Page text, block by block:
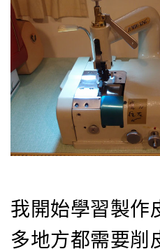
我開始學習製作
多地方都需要削